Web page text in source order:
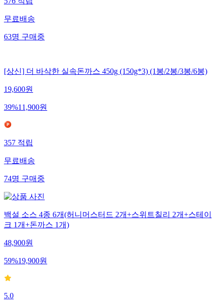
무료배송
63명 구매중
[상신] 더 바삭한 실속돈까스 450g (150g*3) (1봉/2봉/3봉/6봉)
19,600원
39%11,900원
357적립
무료배송
74명구매중
백설 소스 4종 6개(허니머스터드 2개+스위트칠리 2개+스테이
크 1개+돈까스 1개)
48,900원
59%19,900원
5.0